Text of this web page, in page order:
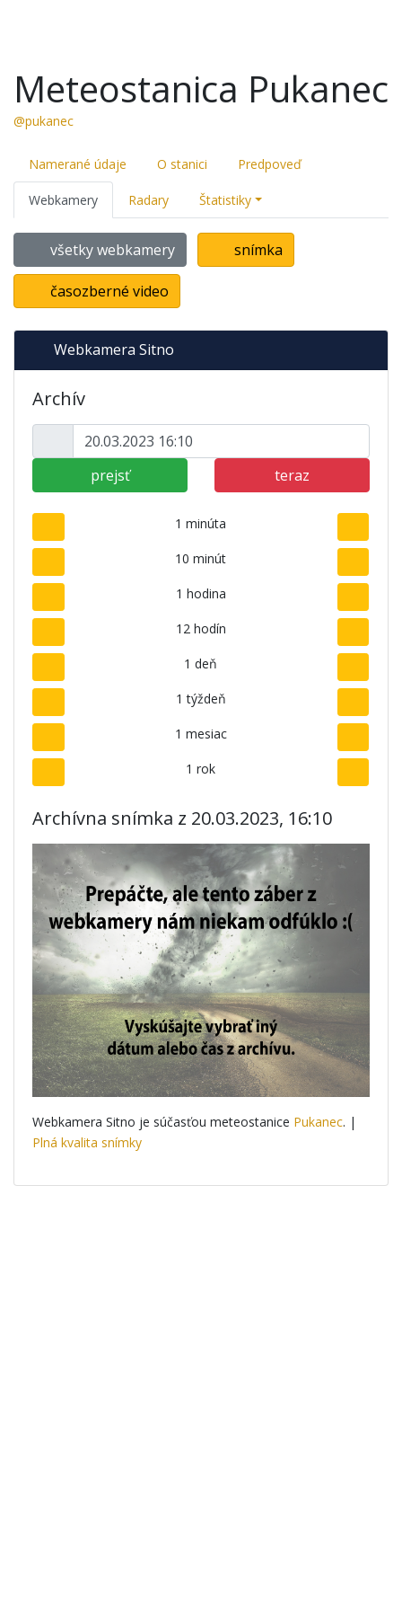
Meteostanica Pukanec
@pukanec
Namerané údaje O stanici Predpoveď
Webkamery Radary Štatistiky
všetky webkamery snímka
časozberné video
Webkamera Sitno
Archív
prejsť teraz
1 minúta
10 minút
1 hodina
12 hodín
1 deň
1 týždeň
1 mesiac
1 rok
Archívna snímka z 20.03.2023, 16:10
Webkamera Sitno je súčasťou meteostanice Pukanec. |
Plná kvalita snímky